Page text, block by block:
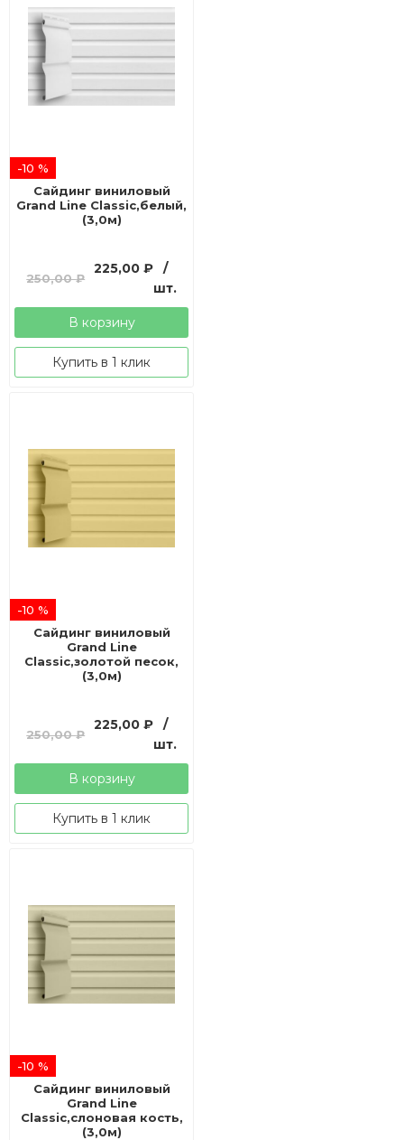
-10 %
Сайдинг виниловый
Grand Line Classic,белый,
(3,0м)
250,00₽
Первоначальная
составляла
250,00 ₽.
225,00₽
Текущая
225,00 ₽.
/
шт.
В корзину
Купить в 1 клик
-10 %
Сайдинг виниловый
Grand Line
Classic,золотой песок,
(3,0м)
250,00₽
Первоначальная
составляла
250,00 ₽.
225,00₽
Текущая
225,00 ₽.
/
шт.
В корзину
Купить в 1 клик
-10 %
Сайдинг виниловый
Grand Line
Classic,слоновая кость,
(3,0м)